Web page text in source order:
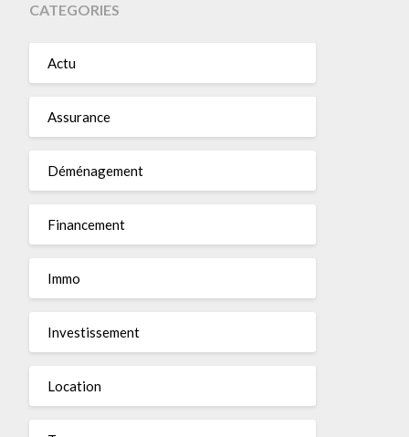
CATEGORIES
Actu
Assurance
Déménagement
Financement
Immo
Investissement
Location